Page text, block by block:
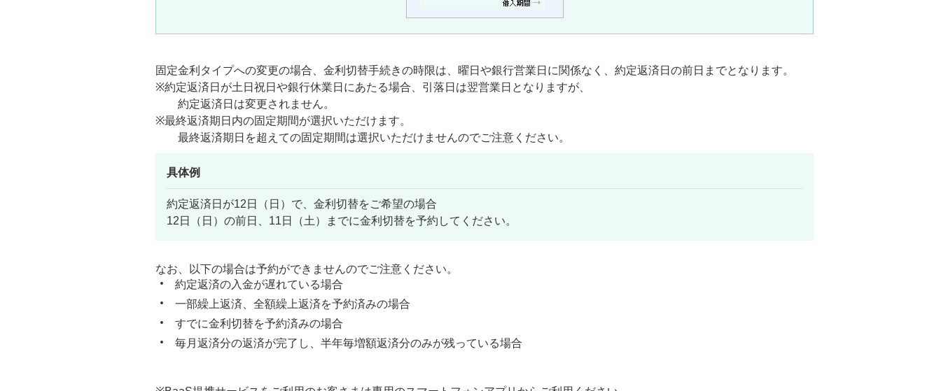
固定金利タイプへの変更の場合、金利切替手続きの時限は、曜日や銀行営業日に関係なく、約定返済日の前日までとなります。
※約定返済日が土日祝日や銀行休業日にあたる場合、引落日は翌営業日となりますが、
約定返済日は変更されません。
※最終返済期日内の固定期間が選択いただけます。
最終返済期日を超えての固定期間は選択いただけませんのでご注意ください。
具体例
約定返済日が12日（日）で、金利切替をご希望の場合
12日（日）の前日、11日（土）までに金利切替を予約してください。
なお、以下の場合は予約ができませんのでご注意ください。
約定返済の入金が遅れている場合
一部繰上返済、全額繰上返済を予約済みの場合
すでに金利切替を予約済みの場合
毎月返済分の返済が完了し、半年毎増額返済分のみが残っている場合